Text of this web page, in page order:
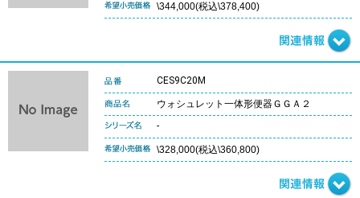
\344,000(税込\378,400)
CES9C20M
ウォシュレット一体形便器ＧＧＡ２
-
\328,000(税込\360,800)